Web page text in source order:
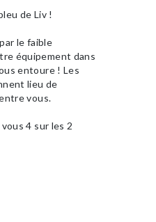
de Liv !
le faible
équipement dans
entoure ! Les
lieu de
vous.
4 sur les 2